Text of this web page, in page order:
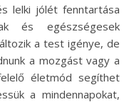
lelki jólét fenntartása
és egészségesek
a test igénye, de
a mozgást vagy a
életmód segíthet
a mindennapokat,